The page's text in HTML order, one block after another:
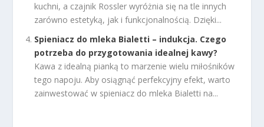
kuchni, a czajnik Rossler wyróżnia się na tle innych
zarówno estetyką, jak i funkcjonalnością. Dzięki...
Spieniacz do mleka Bialetti – indukcja. Czego
potrzeba do przygotowania idealnej kawy?
Kawa z idealną pianką to marzenie wielu miłośników
tego napoju. Aby osiągnąć perfekcyjny efekt, warto
zainwestować w spieniacz do mleka Bialetti na...